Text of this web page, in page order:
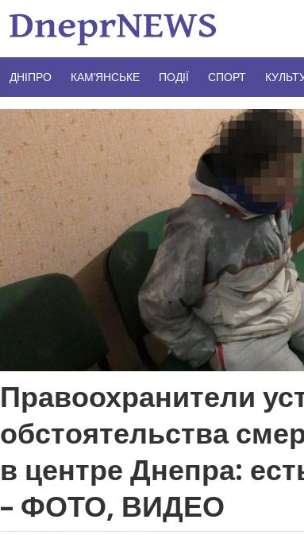
ДНІПРО КАМ’ЯНСЬКЕ ПОДІЇ СПОРТ
Правоохранители
обстоятельства
в центре Днепра:
– ФОТО, ВИДЕО